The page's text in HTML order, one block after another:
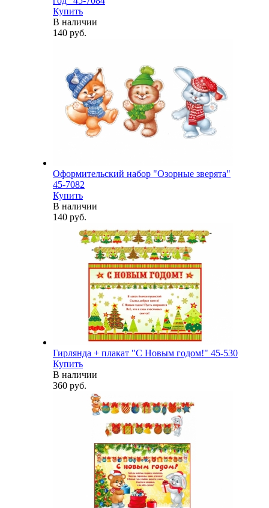
Купить
В наличии
140 руб.
Оформительский набор "Озорные зверята"
45-7082
Купить
В наличии
140 руб.
Гирлянда + плакат "С Новым годом!" 45-530
Купить
В наличии
360 руб.